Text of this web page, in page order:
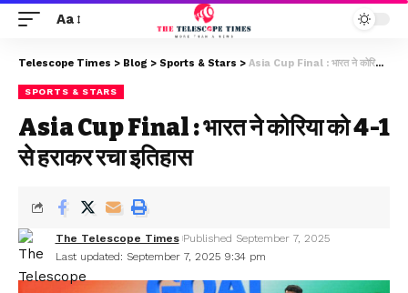
Aa
Telescope Times > Blog > Sports & Stars > Asia Cup Final : भारत ने कोरिया को 4-1 से हराकर रचा इतिहास
SPORTS & STARS
Asia Cup Final : भारत ने कोरिया को 4-1
से हराकर रचा इतिहास
Last updated: September 7, 2025 9:34 pm
The Telescope Times Published September 7, 2025